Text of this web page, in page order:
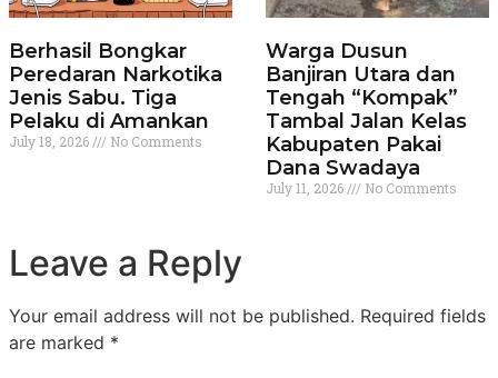
Berhasil Bongkar
Peredaran Narkotika
Jenis Sabu. Tiga
Pelaku di Amankan
July 18, 2026 No Comments
Warga Dusun
Banjiran Utara dan
Tengah “Kompak”
Tambal Jalan Kelas
Kabupaten Pakai
Dana Swadaya
July 11, 2026 No Comments
Leave a Reply
Your email address will not be published. Required fields
are marked *